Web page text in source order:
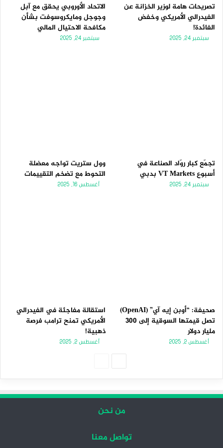
تصريحات هامة لوزير الخزانة عن
الفيدرالي الأمريكي وخفض
الفائدة!
سبتمبر 24, 2025
الاتحاد الأوروبي يحقق مع آبل
وجوجل ومايكروسوفت بشأن
مكافحة الاحتيال المالي
سبتمبر 24, 2025
تجمّع كبار روّاد الصناعة في
أسبوع VT Markets بدبي
سبتمبر 24, 2025
وول ستريت تواجه معضلة
التحوط مع تضخم التقييمات
أغسطس 16, 2025
صحيفة: “أوبن إيه آي” (OpenAI)
تصل قيمتها السوقية إلى 300
مليار دولار
أغسطس 2, 2025
استقالة مفاجئة في الفيدرالي
الأمريكي تمنح ترامب فرصة
ذهبية!
أغسطس 2, 2025
من نحن
تواصل معنا